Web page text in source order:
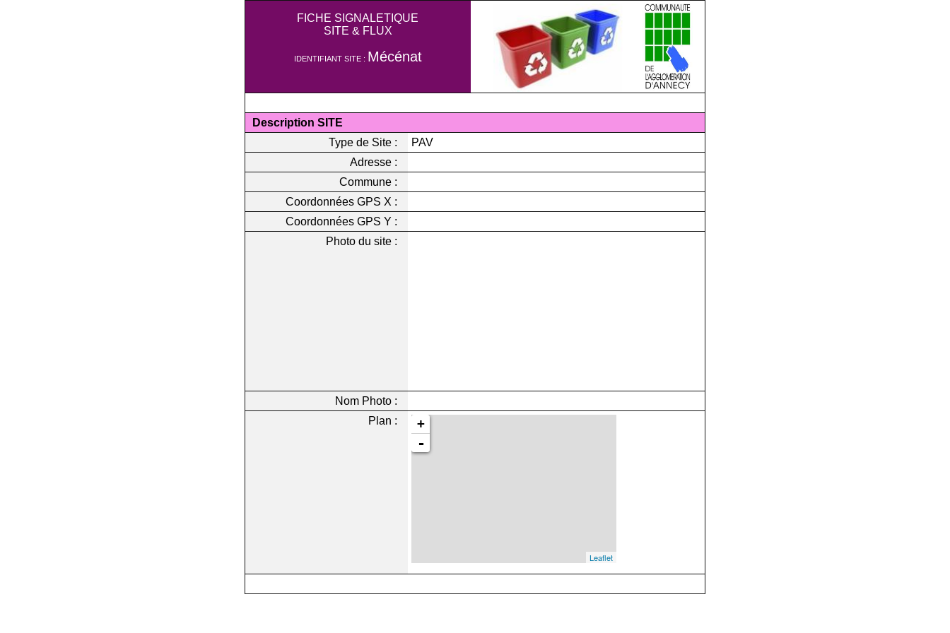
FICHE SIGNALETIQUE
SITE & FLUX
IDENTIFIANT SITE : Mécénat
Description SITE
Type de Site :
PAV
Adresse :
Commune :
Coordonnées GPS X :
Coordonnées GPS Y :
Photo du site :
Nom Photo :
Plan :
+
-
Leaflet